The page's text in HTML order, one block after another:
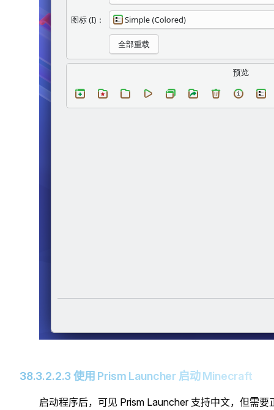
38.3.2.2.3 使用 Prism Launcher 启动 Minecraft
启动程序后，可见 Prism Launcher 支持中文，但需要